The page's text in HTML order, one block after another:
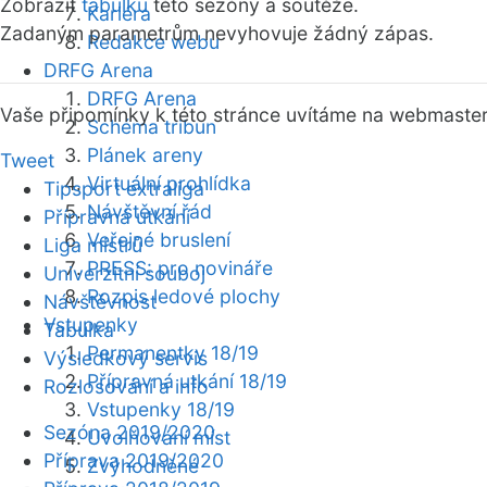
Kariéra
Redakce webu
DRFG Arena
DRFG Arena
Schéma tribun
Plánek areny
Virtuální prohlídka
Návštěvní řád
Veřejné bruslení
PRESS: pro novináře
Rozpis ledové plochy
Vstupenky
Permanentky 18/19
Přípravná utkání 18/19
Vstupenky 18/19
Uvolňování míst
Zvýhodněné
Zobrazit tabulku této sezóny a soutěže.
Zadaným parametrům nevyhovuje žádný zápas.
Vaše připomínky k této stránce uvítáme na webmaster
Tweet
Tipsport extraliga
Přípravná utkání
Liga mistrů
Univerzitní souboj
Návštěvnost
Tabulka
Výsledkový servis
Rozlosování a info
Sezóna 2019/2020
Příprava 2019/2020